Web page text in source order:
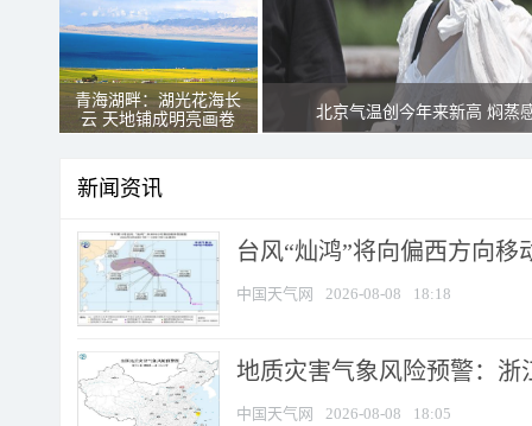
青海湖畔：湖光花海长
云 天地铺成明亮画卷
北京气温创今年来新高 焖蒸
新闻资讯
台风“灿鸿”将向偏西方向移
中国天气网 2026-08-08 18:18
地质灾害气象风险预警：
中国天气网 2026-08-08 18:05